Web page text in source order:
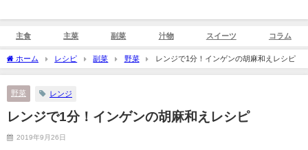
主食 主菜 副菜 汁物 スイーツ コラム
ホーム レシピ 副菜 野菜 レンジで1分！インゲンの胡麻和えレシピ
野菜 レンジ
レンジで1分！インゲンの胡麻和えレシピ
2019年9月26日